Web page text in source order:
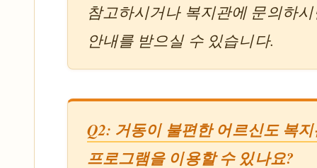
참고하시거나 복지관에 문의하
안내를 받으실 수 있습니다.
Q2: 거동이 불편한 어르신도 복
프로그램을 이용할 수 있나요?